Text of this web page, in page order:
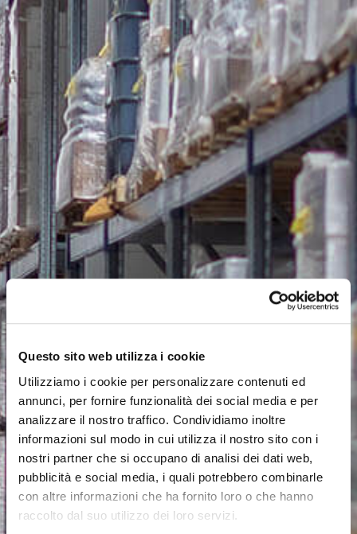
Questo sito web utilizza i cookie
Utilizziamo i cookie per personalizzare contenuti ed
annunci, per fornire funzionalità dei social media e per
analizzare il nostro traffico. Condividiamo inoltre
informazioni sul modo in cui utilizza il nostro sito con i
nostri partner che si occupano di analisi dei dati web,
pubblicità e social media, i quali potrebbero combinarle
con altre informazioni che ha fornito loro o che hanno
raccolto dal suo utilizzo dei loro servizi.